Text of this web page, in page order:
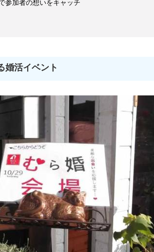
参加者の想いをキャッチ
婚活イベント